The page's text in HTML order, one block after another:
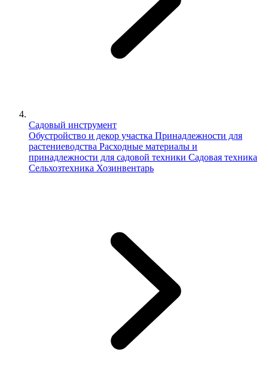
Садовый инструмент
Обустройство и декор участка Принадлежности для
растениеводства Расходные материалы и
принадлежности для садовой техники Садовая техника
Сельхозтехника Хозинвентарь